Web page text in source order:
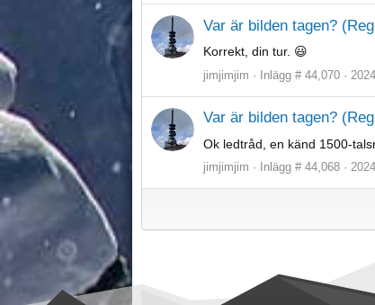
Var är bilden tagen?
Korrekt, din tur. 😃
jimjimjim Inlägg # 44,070
Var är bilden tagen?
Ok ledtråd, en känd 1500-
jimjimjim Inlägg # 44,068